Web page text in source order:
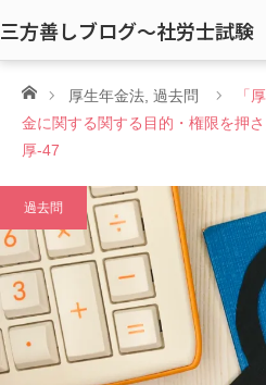
三方善しブログ〜社労士試
ホーム厚生年金法 過去問
「
金に関する関する目的・権限を押
厚-47
過去問